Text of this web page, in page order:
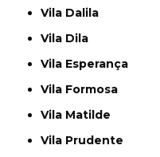
Vila Dalila
Vila Dila
Vila Esperança
Vila Formosa
Vila Matilde
Vila Prudente